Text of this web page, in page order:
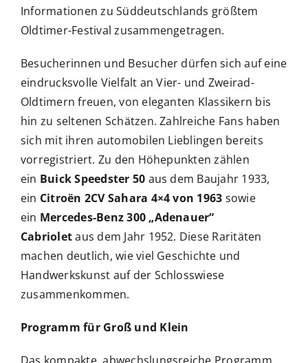
Informationen zu Süddeutschlands größtem
Oldtimer-Festival zusammengetragen.
Besucherinnen und Besucher dürfen sich auf eine
eindrucksvolle Vielfalt an Vier- und Zweirad-
Oldtimern freuen, von eleganten Klassikern bis
hin zu seltenen Schätzen. Zahlreiche Fans haben
sich mit ihren automobilen Lieblingen bereits
vorregistriert. Zu den Höhepunkten zählen
ein Buick Speedster 50 aus dem Baujahr 1933,
ein Citroën 2CV Sahara 4×4 von 1963 sowie
ein Mercedes-Benz 300 „Adenauer“
Cabrioletaus dem Jahr 1952. Diese Raritäten
machen deutlich, wie viel Geschichte und
Handwerkskunst auf der Schlosswiese
zusammenkommen.
Programm für Groß und Klein